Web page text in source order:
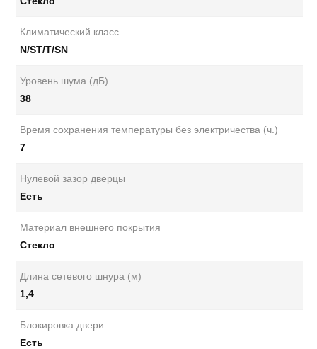
Климатический класс
N/ST/T/SN
Уровень шума (дБ)
38
Время сохранения температуры без электричества (ч.)
7
Нулевой зазор дверцы
Есть
Материал внешнего покрытия
Стекло
Длина сетевого шнура (м)
1,4
Блокировка двери
Есть